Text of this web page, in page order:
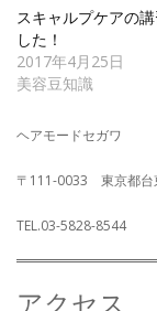
い
ウ
ィ
ン
ド
ウ
で
ま
し
て
だ
さ
い
ウ
ン
ド
開
ま
スキャルプケアの
した！
2017年4月25日
美容豆知識
ヘアモードセガワ
〒111-0033 東京都台
TEL.03-5828-8544
アクセス